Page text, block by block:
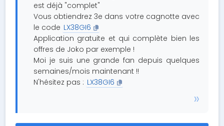
est déjà "complet"
Vous obtiendrez 3e dans votre cagnotte avec
le code LX38GI6
Application gratuite et qui complète bien les
offres de Joko par exemple !
Moi je suis une grande fan depuis quelques
semaines/mois maintenant !!
N'hésitez pas : LX38GI6